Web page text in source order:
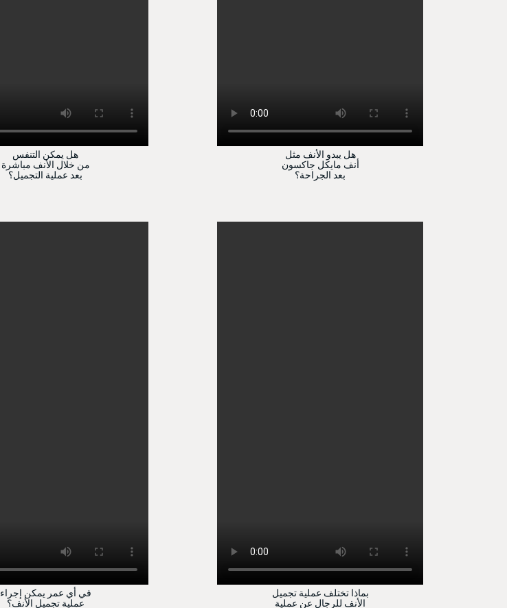
هل يمكن التنفس
من خلال الأنف مباشرة
بعد عملية التجميل؟
هل يبدو الأنف مثل
أنف مايكل جاكسون
بعد الجراحة؟
في أي عمر يمكن إجراء
عملية تجميل الأنف؟
بماذا تختلف عملية تجميل
الأنف للرجال عن عملية